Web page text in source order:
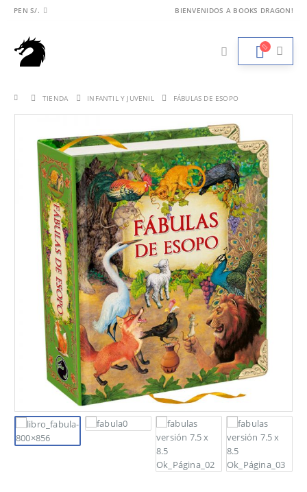
PEN S/. BIENVENIDOS A BOOKS DRAGON!
TIENDA INFANTIL Y JUVENIL FÁBULAS DE ESOPO